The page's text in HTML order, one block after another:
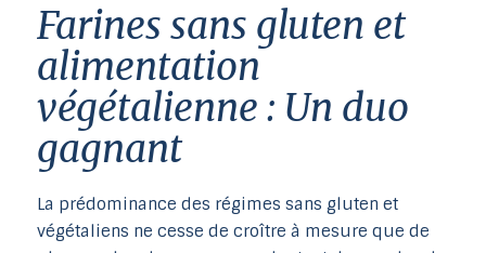
Farines sans gluten et
alimentation
végétalienne : Un duo
gagnant
La prédominance des régimes sans gluten et
végétaliens ne cesse de croître à mesure que de